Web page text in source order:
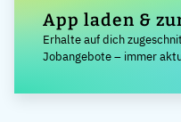
App laden &
Erhalte auf dich
Jobangebote – immer